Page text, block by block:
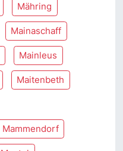
Mähring
Mainaschaff
Mainleus
Maitenbeth
Mammendorf